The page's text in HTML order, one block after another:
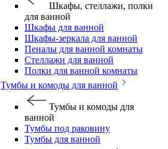
Шкафы, стеллажи, полки
для ванной
Шкафы для ванной
Шкафы-зеркала для ванной
Пеналы для ванной комнаты
Стеллажи для ванной
Полки для ванной комнаты
Тумбы и комоды для ванной
Тумбы и комоды для
ванной
Тумбы под раковину
Тумбы для ванной